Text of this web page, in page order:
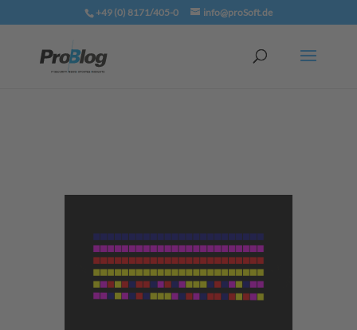
+49 (0) 8171/405-0 info@proSoft.de